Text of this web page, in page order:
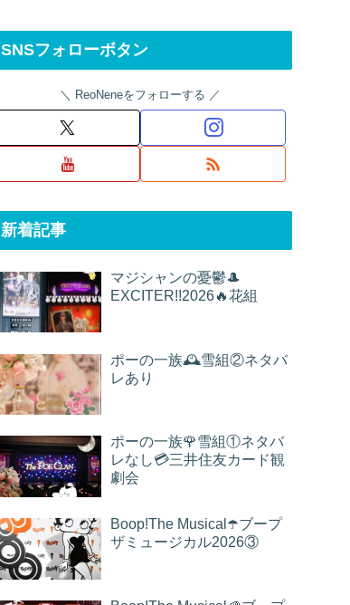
SNSフォローボタン
ReoNeneをフォローする
新着記事
マジシャンの憂鬱🎩
EXCITER!!2026🔥花組
ポーの一族🕰雪組②ネタバ
レあり
ポーの一族🌹雪組①ネタバ
レなし💳三井住友カード観
劇会
Boop!The Musical☂️ブープ
ザミュージカル2026③